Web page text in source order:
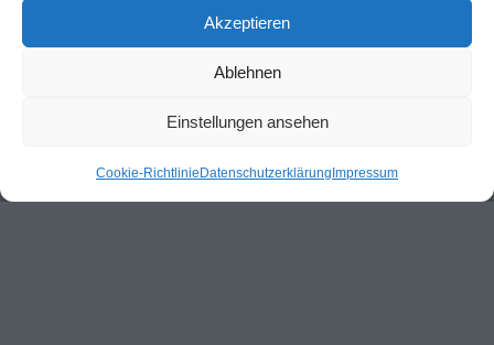
Akzeptieren
Ablehnen
Einstellungen ansehen
Cookie-Richtlinie Datenschutzerklärung Impressum